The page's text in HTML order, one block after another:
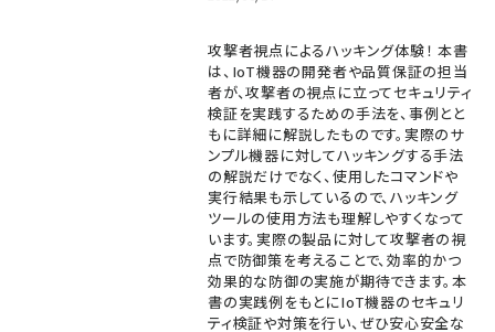
攻撃者視点によるハッキング体験！ 本書
は、IoT機器の開発者や品質保証の担当
者が、攻撃者の視点に立ってセキュリティ
検証を実践するための手法を、事例とと
もに詳細に解説したものです。実際のサ
ンプル機器に対してハッキングする手法
の解説だけでなく、使用したコマンドや
実行結果も示しているので、ハッキング
ツールの使用方法も理解しやすくなって
います。実際の製品に対して攻撃者の視
点で防御策を考えることで、効率的かつ
効果的な防御の実施が期待できます。本
書の実践例をもとにIoT機器のセキュリ
ティ検証や対策を行い、ぜひ安心安全な